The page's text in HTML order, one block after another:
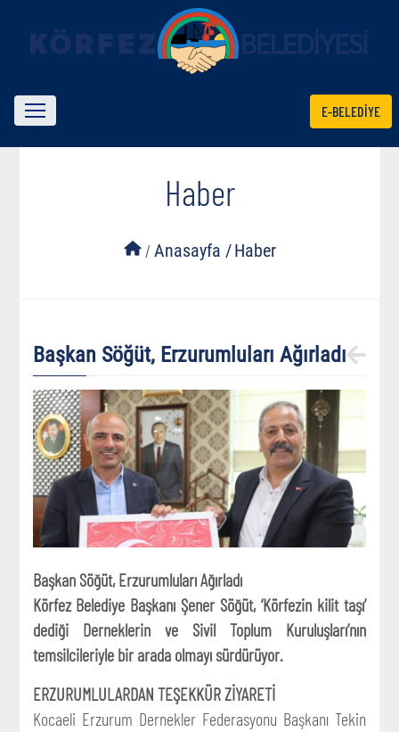
E-BELEDİYE
Haber
/ Anasayfa /Haber
Başkan Söğüt, Erzurumluları Ağırladı
Başkan Söğüt, Erzurumluları Ağırladı
Körfez Belediye Başkanı Şener Söğüt, ‘Körfezin kilit taşı’
dediği Derneklerin ve Sivil Toplum Kuruluşları’nın
temsilcileriyle bir arada olmayı sürdürüyor.
ERZURUMLULARDAN TEŞEKKÜR ZİYARETİ
Kocaeli Erzurum Dernekler Federasyonu Başkanı Tekin